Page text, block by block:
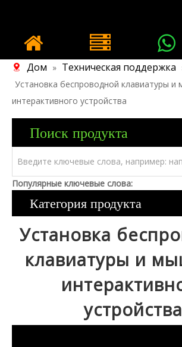
Дом » Техническая поддержка
Установка беспроводной клавиатуры и
интерактивного устройства
Поиск продукта
Популярные ключевые слова:
Категория продукта
Установка
клавиатуры и
устройства